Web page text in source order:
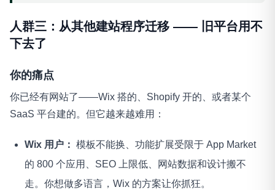
人群三：从其他建站程序迁移 —— 旧平台用不
下去了
你的痛点
你已经有网站了——Wix 搭的、Shopify 开的、或者某个
SaaS 平台建的。但它越来越难用：
Wix 用户： 模板不能换、功能扩展受限于 App Market
的 800 个应用、SEO 上限低、网站数据和设计搬不
走。你想做多语言，Wix 的方案让你抓狂。